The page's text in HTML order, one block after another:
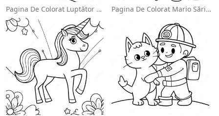
Pagina De Colorat Luptător Wwe Sărind Pe Inamic Pagina De Colorat Mario Sărind Peste Goombas